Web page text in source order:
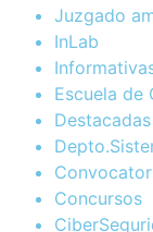
Juzgado
InLab
Escuela de
Destacadas
Concursos